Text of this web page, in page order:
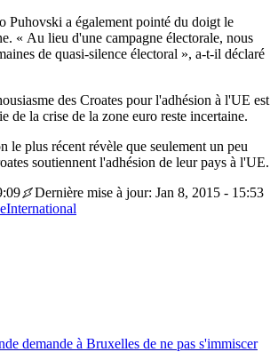
Puhovski a également pointé du doigt le
« Au lieu d'une campagne électorale, nous
de quasi-silence électoral », a-t-il déclaré
des Croates pour l'adhésion à l'UE est
de la crise de la zone euro reste incertaine.
le plus récent révèle que seulement un peu
soutiennent l'adhésion de leur pays à l'UE.
Dernière mise à jour: Jan 8, 2015 - 15:53
International
demande à Bruxelles de ne pas s'immiscer